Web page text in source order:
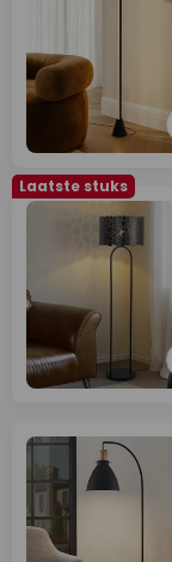
Laatste stuks